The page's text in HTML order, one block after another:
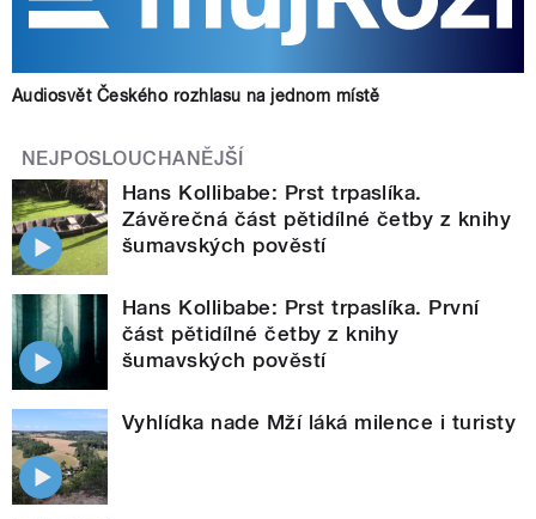
Audiosvět Českého rozhlasu na jednom místě
NEJPOSLOUCHANĚJŠÍ
Hans Kollibabe: Prst trpaslíka.
Závěrečná část pětidílné četby z knihy
šumavských pověstí
Hans Kollibabe: Prst trpaslíka. První
část pětidílné četby z knihy
šumavských pověstí
Vyhlídka nade Mží láká milence i turisty